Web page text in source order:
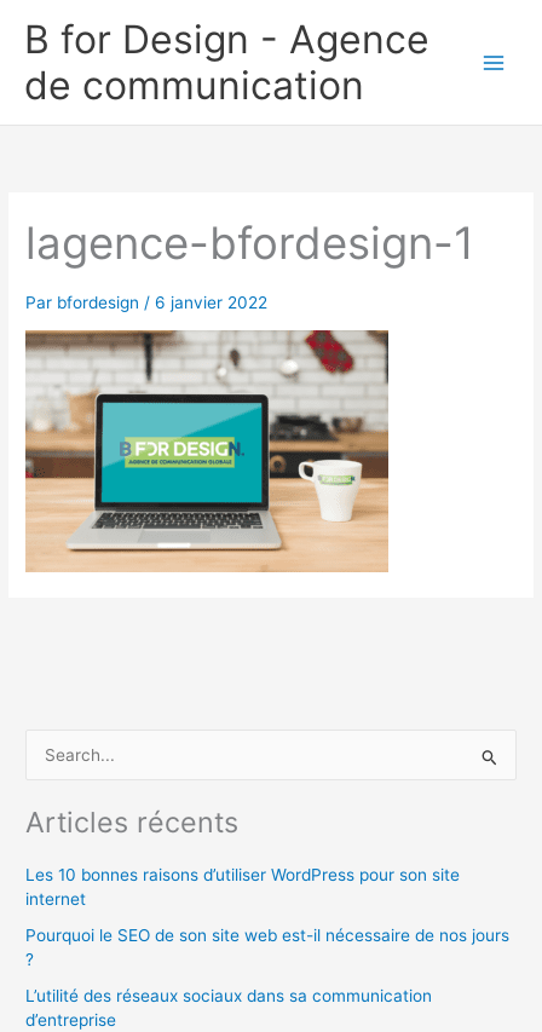
contenu
B for Design - Agence
de communication
lagence-bfordesign-1
Par bfordesign /6 janvier 2022
c
e
r
c
e
Articles récents
Les 10 bonnes raisons d’utiliser WordPress pour son site
internet
Pourquoi le SEO de son site web est-il nécessaire de nos jours
?
L’utilité des réseaux sociaux dans sa communication
d’entreprise